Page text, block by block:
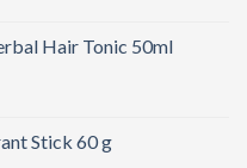
Hair Tonic 50ml
Stick 60 g